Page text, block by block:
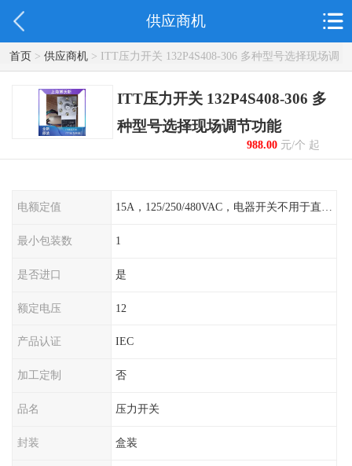
供应商机
首页> 供应商机> ITT压力开关 132P4S408-306 多种型号选择现场调
节功能
ITT压力开关 132P4S408-306 多
种型号选择现场调节功能
988.00元/个 起
电额定值
最小包装数 1
是否进口 是
额定电压 12
产品认证 IEC
加工定制 否
品名 压力开关
封装 盒装